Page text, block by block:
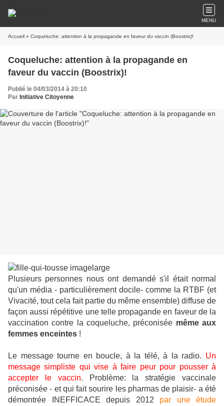
MENU
Accueil » Coqueluche: attention à la propagande en faveur du vaccin (Boostrix)!
Coqueluche: attention à la propagande en
faveur du vaccin (Boostrix)!
Publié le 04/03/2014 à 20:10
Par Initiative Citoyenne
Plusieurs personnes nous ont demandé s'il était normal
qu'un média - particulièrement docile- comme la RTBF (et
Vivacité, tout cela fait partie du même ensemble) diffuse de
façon aussi répétitive une telle propagande en faveur de la
vaccination contre la coqueluche, préconisée même aux
femmes enceintes !
Le message tourne en boucle, à la télé, à la radio. Un
message simpliste qui vise à faire peur pour pousser à
accepter le vaccin. Problème: la stratégie vaccinale
préconisée - et qui fait sourire les pharmas de plaisir- a été
démontrée INEFFICACE depuis 2012 par une étude